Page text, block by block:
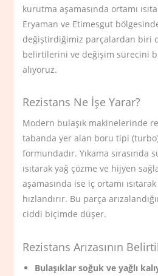
kurutma aşamasında ortamı
Eryaman ve Etimesgut
değiştirdiğimiz parçalardan biri
belirtilerini ve değişim sürecini bu
alıyoruz.
Rezistans Ne İşe Yarar?
Modern bulaşık makinelerinde
tabanda yer alan boru tipi (turbo)
formundadır. Yıkama sırasında
ısıtarak yağ çözme ve hijyen
aşamasında ise iç ortamı
hızlandırır. Bu parça
ciddi biçimde düşer.
Rezistans Arızasının
Bulaşıklar soğuk ve yağlı